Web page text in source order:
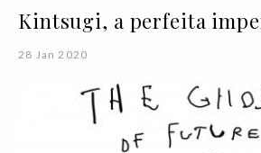
Kintsugi, a perfeita
28 Jan 2020